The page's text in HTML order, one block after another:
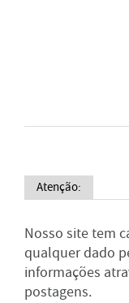
Atenção:
Nosso site tem
qualquer dado
informações
postagens.